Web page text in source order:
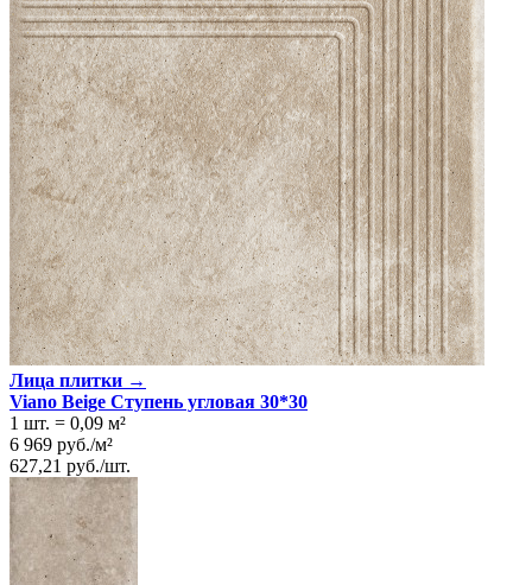
Лица плитки →
Viano Beige Ступень угловая 30*30
1 шт. = 0,09 м²
6 969 руб./м²
627,21 руб./шт.